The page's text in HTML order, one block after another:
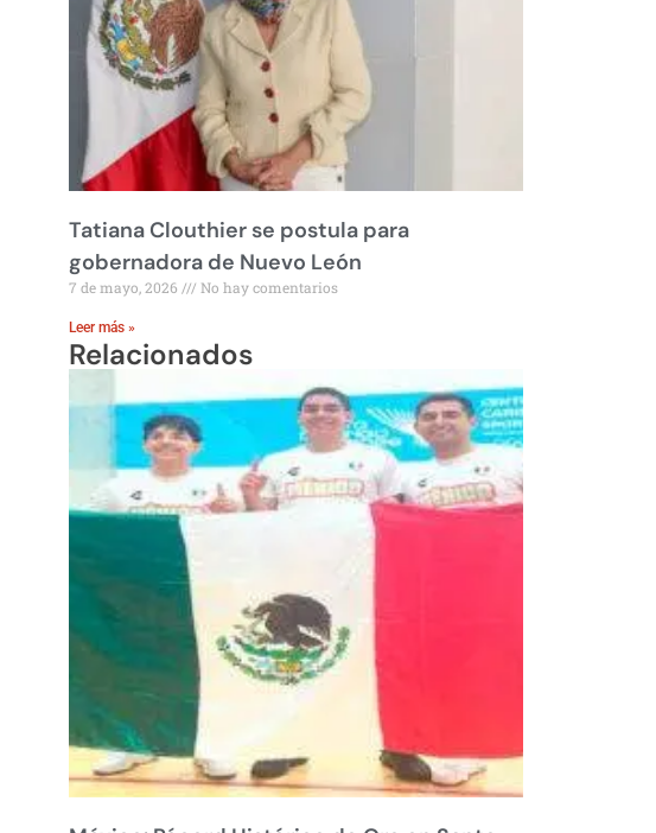
Tatiana Clouthier se postula para
gobernadora de Nuevo León
7 de mayo, 2026 No hay comentarios
Leer más »
Relacionados